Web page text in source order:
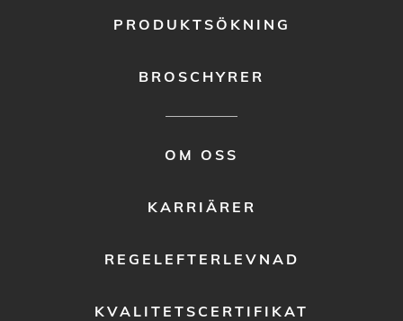
PRODUKTSÖKNING
BROSCHYRER
OM OSS
KARRIÄRER
REGELEFTERLEVNAD
KVALITETSCERTIFIKAT